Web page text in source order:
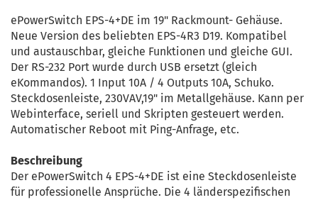
ePowerSwitch EPS-4+DE im 19" Rackmount- Gehäuse.
Neue Version des beliebten EPS-4R3 D19. Kompatibel
und austauschbar, gleiche Funktionen und gleiche GUI.
Der RS-232 Port wurde durch USB ersetzt (gleich
eKommandos). 1 Input 10A / 4 Outputs 10A, Schuko.
Steckdosenleiste, 230VAV,19" im Metallgehäuse. Kann per
Webinterface, seriell und Skripten gesteuert werden.
Automatischer Reboot mit Ping-Anfrage, etc.
Beschreibung
Der ePowerSwitch 4 EPS-4+DE ist eine Steckdosenleiste
für professionelle Ansprüche. Die 4 länderspezifischen